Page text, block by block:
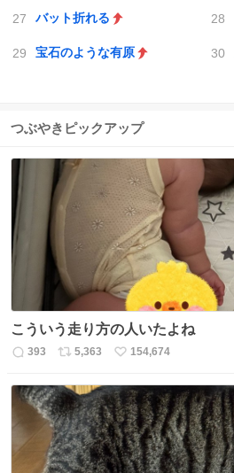
バット折れる
宝石のような有原
つぶやきピックアップ
こういう走り方の人いたよね
返
数
393
リ
ス
ト
数
5,363
い
ね
数
154,674